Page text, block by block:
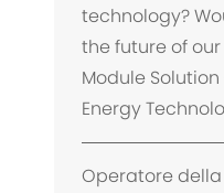
technology?
the future of
Module Solution
Energy
Operatore della